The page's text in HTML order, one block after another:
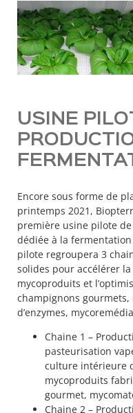
USINE
Encore sous forme de
printemps 2021,
première usine pilote
dédiée à la
pilote regroupera 3
solides pour accélérer
mycoproduits et
champignons
d’enzymes,
Chaine 1 –
pasteurisation
culture intérieure
mycoproduits
gourmet,
Chaine 2 –